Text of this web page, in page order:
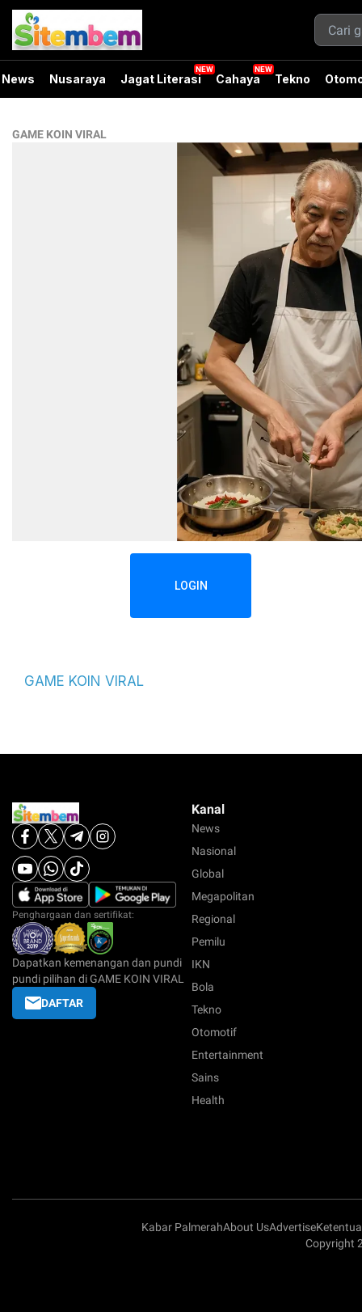
News Nusaraya Jagat Literasi Cahaya Tekno
GAME KOIN VIRAL
LOGIN
GAME KOIN VIRAL
Penghargaan dan sertifikat:
Dapatkan kemenangan dan pundi
pundi pilihan di GAME KOIN VIRAL
DAFTAR
Kanal
News
Nasional
Global
Megapolitan
Regional
Pemilu
IKN
Bola
Tekno
Otomotif
Entertainment
Sains
Health
Kabar PalmerahAbout UsAdvertise
Copyright